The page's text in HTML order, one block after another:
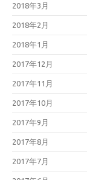
2018年3月
2018年2月
2018年1月
2017年12月
2017年11月
2017年10月
2017年9月
2017年8月
2017年7月